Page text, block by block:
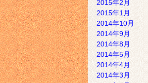
2015年2月
2015年1月
2014年10月
2014年9月
2014年8月
2014年5月
2014年4月
2014年3月